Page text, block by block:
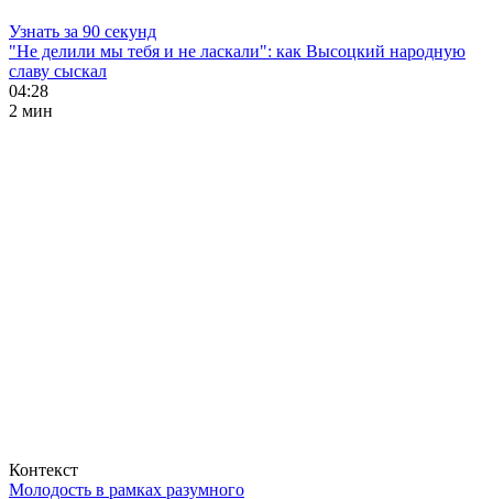
Узнать за 90 секунд
"Не делили мы тебя и не ласкали": как Высоцкий народную
славу сыскал
04:28
2 мин
Контекст
Молодость в рамках разумного